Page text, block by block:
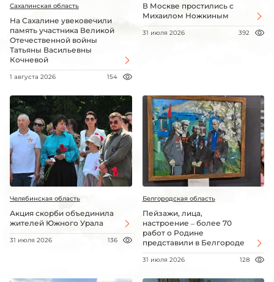
Сахалинская область
На Сахалине увековечили
память участника Великой
Отечественной войны
Татьяны Васильевны
Кочневой
1 августа 2026 154
В Москве простились с
Михаилом Ножкиным
31 июля 2026 392
Челябинская область
Акция скорби объединила
жителей Южного Урала
31 июля 2026 136
Белгородская область
Пейзажи, лица,
настроение – более 70
работ о Родине
представили в Белгороде
31 июля 2026 128